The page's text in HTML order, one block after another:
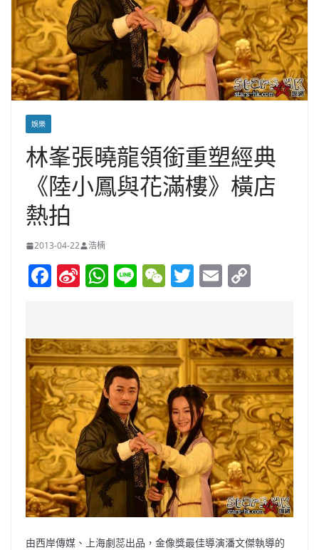
娛樂
林峯張曉龍領銜重塑經典
《陸小鳳與花滿樓》橫店
熱拍
2013-04-22 浩楠
F
e
b
o
o
k
Si
W
ei
b
o
W
s
A
p
p
Li W
h
at
T
er
E
l y
Li
n
k
由西岸傳媒、上海劇蕊出品，金像獎最佳導演潘文傑執導的